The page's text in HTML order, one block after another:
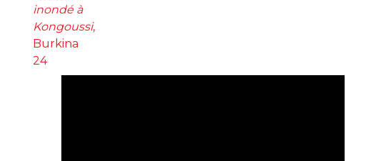
inondé à
Kongoussi,
Burkina
24